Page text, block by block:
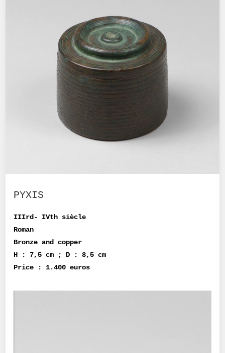
PYXIS
IIIrd- IVth siècle
Roman
Bronze and copper
H : 7,5 cm ; D : 8,5 cm
Price : 1.400 euros